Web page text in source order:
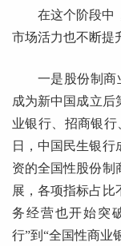
在这个阶段中
市场活力也不断提
一是股份制商
成为新中国成立后
业银行、招商银行
日，中国民生银行
资的全国性股份制
展，各项指标占比
务经营也开始突
行”到“全国性商业